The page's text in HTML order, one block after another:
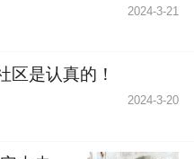
2024-3-21
区是认真的！
2024-3-20